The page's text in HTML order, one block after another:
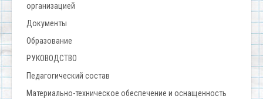
организацией
Документы
Образование
РУКОВОДСТВО
Педагогический состав
Материально-техническое обеспечение и оснащенность